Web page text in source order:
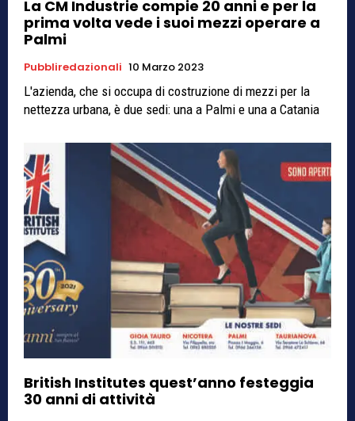
La CM Industrie compie 20 anni e per la
prima volta vede i suoi mezzi operare a
Palmi
Pubbliredazionali 10 Marzo 2023
L'azienda, che si occupa di costruzione di mezzi per la
nettezza urbana, è due sedi: una a Palmi e una a Catania
British Institutes quest’anno festeggia
30 anni di attività